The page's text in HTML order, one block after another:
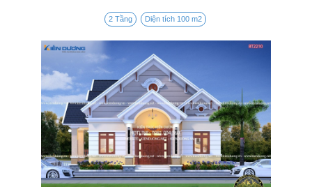
2 Tầng Diện tích 100 m2